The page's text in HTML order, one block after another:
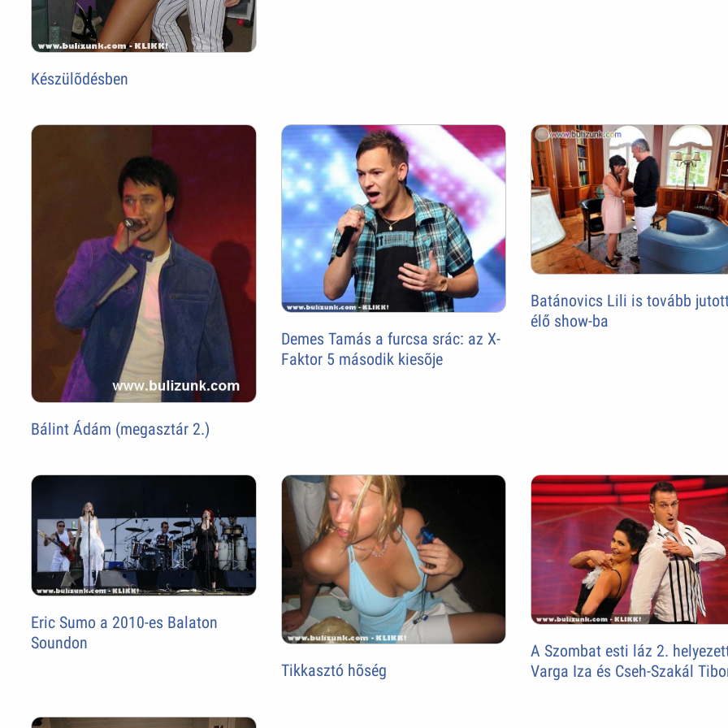
Készülõdésben
Bálint Ádám (megasztár 2.)
Demes Tamás a furcsa srác: az X-
Faktor 5 második kiesõje
Batánovics Lili is tovább
élő show-ba
Eric Sumo a 2010-es Balaton
Soundon
Tikkasztó hõség
A Szombat esti láz 2.
Varga Iza és Cseh-Szakál